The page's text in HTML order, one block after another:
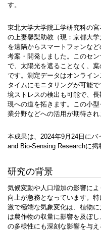
す。
東北大学大学院工学研究科の
の上妻馨梨助教（現：京都大
を遠隔からスマートフォンな
考案・開発しました。このセ
で、太陽光を遮ることなく、
です。測定データはオンライ
タイムにモニタリングが可能
境ストレスの検出も可能で、
現への道を拓きます。この小
業分野などへの活用が期待され
本成果は、2024年9月24日に
and Bio-Sensing Researchに掲
研究の背景
気候変動や人口増加の影響に
向上が急務となっています。
激で極端な気象変化は、植物
は農作物の収量に影響を及ぼ
の多様性にも深刻な影響を与